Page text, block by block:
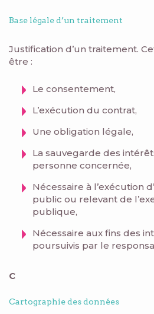
Base légale d’un traitement
Justification d’un traitement.
être :
Le consentement,
L’exécution du contrat,
Une obligation légale,
La sauvegarde des
personne concernée,
Nécessaire à l’exécution
public ou relevant de
publique,
Nécessaire aux fins des
poursuivis par le
C
Cartographie des données